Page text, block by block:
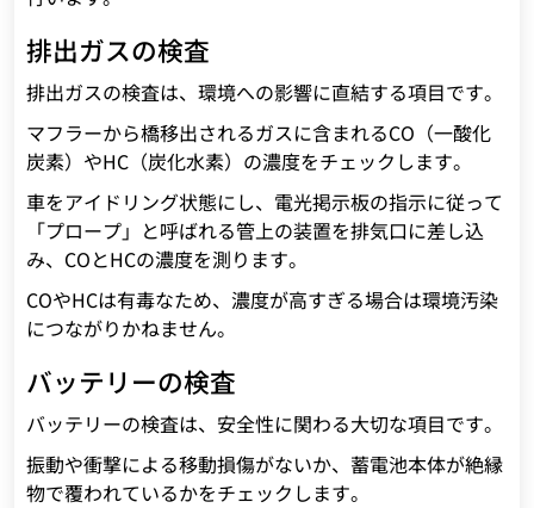
排出ガスの検査
排出ガスの検査は、環境への影響に直結する項目です。
マフラーから橋移出されるガスに含まれるCO（一酸化
炭素）やHC（炭化水素）の濃度をチェックします。
車をアイドリング状態にし、電光掲示板の指示に従って
「プロープ」と呼ばれる管上の装置を排気口に差し込
み、COとHCの濃度を測ります。
COやHCは有毒なため、濃度が高すぎる場合は環境汚染
につながりかねません。
バッテリーの検査
バッテリーの検査は、安全性に関わる大切な項目です。
振動や衝撃による移動損傷がないか、蓄電池本体が絶縁
物で覆われているかをチェックします。